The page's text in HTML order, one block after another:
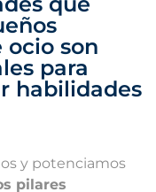
son
para
habilidades
y potenciamos
pilares